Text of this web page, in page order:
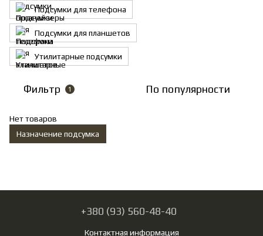
Подсумки для телефона
Подсумки для планшетов
Утилитарные подсумки
Фильтр 1 По популярности
Нет товаров
Назначение подсумка
+380 (93) 560-48-40
Контактная информация